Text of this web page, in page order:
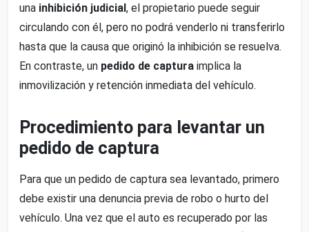
una inhibición judicial, el propietario puede seguir
circulando con él, pero no podrá venderlo ni transferirlo
hasta que la causa que originó la inhibición se resuelva.
En contraste, un pedido de captura implica la
inmovilización y retención inmediata del vehículo.
Procedimiento para levantar un
pedido de captura
Para que un pedido de captura sea levantado, primero
debe existir una denuncia previa de robo o hurto del
vehículo. Una vez que el auto es recuperado por las